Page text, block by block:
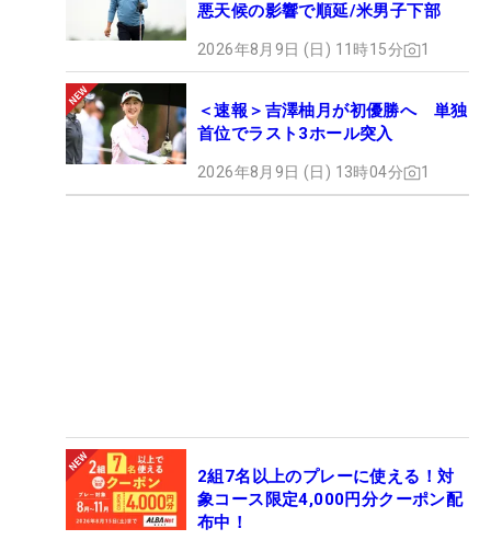
悪天候の影響で順延/米男子下部
2026年8月9日 (日) 11時15分 1
＜速報＞吉澤柚月が初優勝へ 単独
首位でラスト3ホール突入
2026年8月9日 (日) 13時04分 1
2組7名以上のプレーに使える！対
象コース限定4,000円分クーポン配
布中！